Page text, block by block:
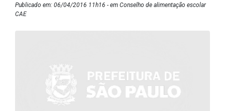
Publicado em: 06/04/2016 11h16 - em Conselho de alimentação escolar
CAE